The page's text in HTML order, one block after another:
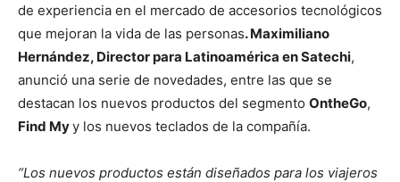
de experiencia en el mercado de accesorios tecnológicos
que mejoran la vida de las personas. Maximiliano
Hernández, Director para Latinoamérica en Satechi,
anunció una serie de novedades, entre las que se
destacan los nuevos productos del segmento OntheGo,
Find Myy los nuevos teclados de la compañía.
“Los nuevos productos están diseñados para los viajeros